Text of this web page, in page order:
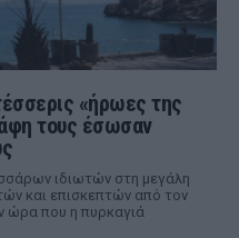
«ήρωες της
τους έσωσαν
ιδιωτών στη μεγάλη
και επισκεπτών από τον
ώρα που η πυρκαγιά